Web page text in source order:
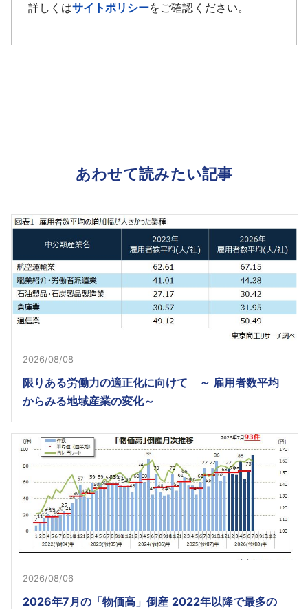
詳しくはサイトポリシーをご確認ください。
あわせて読みたい記事
2026/08/08
限りある労働力の適正化に向けて ～ 雇用者数平均
からみる地域産業の変化～
2026/08/06
2026年7月の「物価高」倒産 2022年以降で最多の